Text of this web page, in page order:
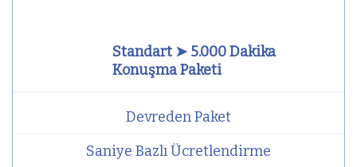
Standart ➤ 5.000 Dakika
Konuşma Paketi
Devreden Paket
Saniye Bazlı Ücretlendirme